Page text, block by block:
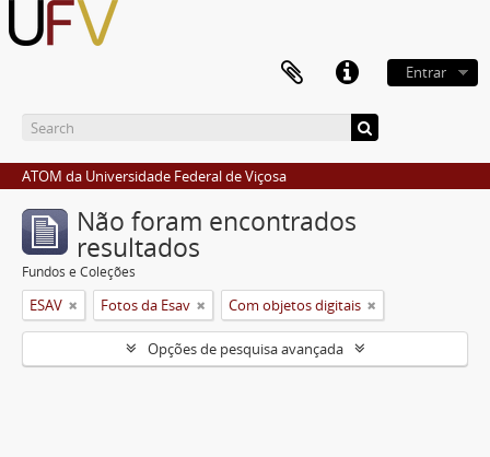
Entrar
ATOM da Universidade Federal de Viçosa
Não foram encontrados
resultados
Fundos e Coleções
ESAV Fotos da Esav Com objetos digitais
Opções de pesquisa avançada